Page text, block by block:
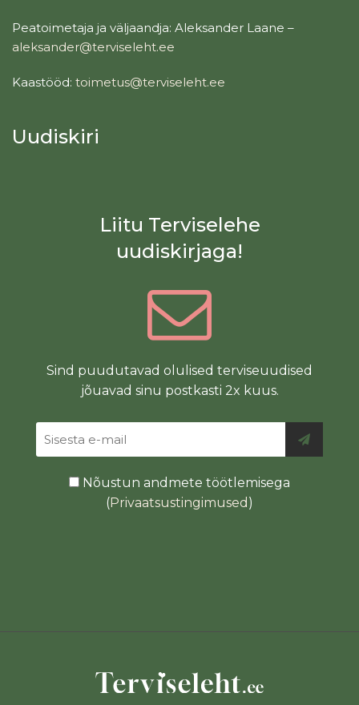
Peatoimetaja ja väljaandja: Aleksander Laane –
aleksander@terviseleht.ee
Kaastööd: toimetus@terviseleht.ee
Uudiskiri
Liitu Terviselehe
uudiskirjaga!
Sind puudutavad olulised terviseuudised
jõuavad sinu postkasti 2x kuus.
Nõustun andmete töötlemisega
(Privaatsustingimused )